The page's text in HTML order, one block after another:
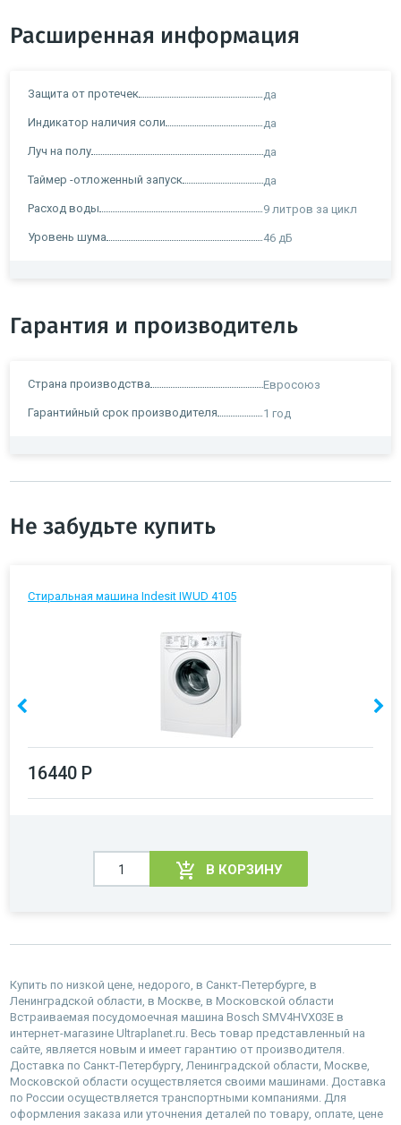
Расширенная информация
Защита от протечек да
Индикатор наличия соли да
Луч на полу да
Таймер -отложенный запуск да
Расход воды 9 литров за цикл
Уровень шума 46 дБ
Гарантия и производитель
Страна производства Евросоюз
Гарантийный срок производителя 1 год
Не забудьте купить
Стиральная машина Indesit IWUD 4105
16440 Р
В КОРЗИНУ
Купить по низкой цене, недорого, в Санкт-Петербурге, в
Ленинградской области, в Москве, в Московской области
Встраиваемая посудомоечная машина Bosch SMV4HVX03E в
интернет-магазине Ultraplanet.ru. Весь товар представленный на
сайте, является новым и имеет гарантию от производителя.
Доставка по Санкт-Петербургу, Ленинградской области, Москве,
Московской области осуществляется своими машинами. Доставка
по России осуществляется транспортными компаниями. Для
оформления заказа или уточнения деталей по товару, оплате, цене